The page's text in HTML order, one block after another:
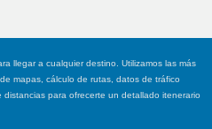
llegar a cualquier destino. Utilizamos las más
mapas, cálculo de rutas, datos de tráfico
para ofrecerte un detallado itenerario